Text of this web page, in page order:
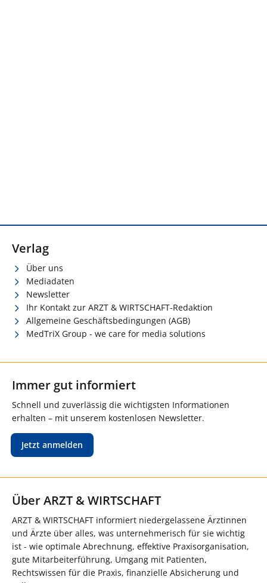
Verlag
Über uns
Mediadaten
Newsletter
Ihr Kontakt zur ARZT & WIRTSCHAFT-Redaktion
Allgemeine Geschäftsbedingungen (AGB)
MedTriX Group - we care for media solutions
Immer gut informiert
Schnell und zuverlässig die wichtigsten Informationen
erhalten – mit unserem kostenlosen Newsletter.
Jetzt anmelden
Über ARZT & WIRTSCHAFT
ARZT & WIRTSCHAFT informiert niedergelassene Ärztinnen
und Ärzte über alles, was unternehmerisch für sie wichtig
ist - wie optimale Abrechnung, effektive Praxisorganisation,
gute Mitarbeiterführung, Umgang mit Patienten,
Rechtswissen für die Praxis, finanzielle Absicherung und